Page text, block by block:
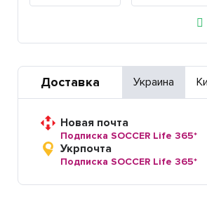
Доставка Украина
Новая почта
Подписка SOCCER Life 365*
Укрпочта
Подписка SOCCER Life 365*